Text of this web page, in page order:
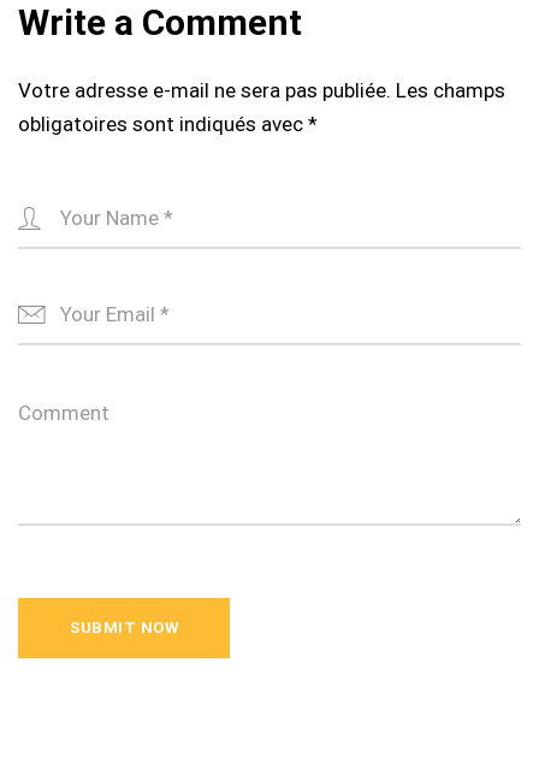
Write a Comment
Votre adresse e-mail ne sera pas publiée. Les champs
obligatoires sont indiqués avec *